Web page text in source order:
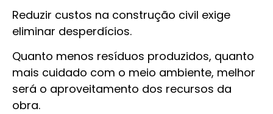
Reduzir custos na construção civil exige
eliminar desperdícios.
Quanto menos resíduos produzidos, quanto
mais cuidado com o meio ambiente, melhor
será o aproveitamento dos recursos da
obra.